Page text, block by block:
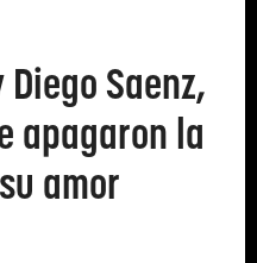
Saenz,
apagaron la
amor